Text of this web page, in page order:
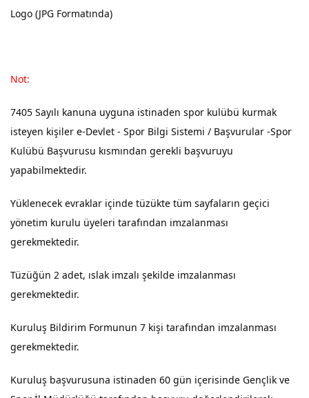
Logo (JPG Formatında)
Not:
7405 Sayılı kanuna uyguna istinaden spor kulübü kurmak
isteyen kişiler e-Devlet - Spor Bilgi Sistemi / Başvurular -Spor
Kulübü Başvurusu kısmından gerekli başvuruyu
yapabilmektedir.
Yüklenecek evraklar içinde tüzükte tüm sayfaların geçici
yönetim kurulu üyeleri tarafından imzalanması
gerekmektedir.
Tüzüğün 2 adet, ıslak imzalı şekilde imzalanması
gerekmektedir.
Kuruluş Bildirim Formunun 7 kişi tarafından imzalanması
gerekmektedir.
Kuruluş başvurusuna istinaden 60 gün içerisinde Gençlik ve